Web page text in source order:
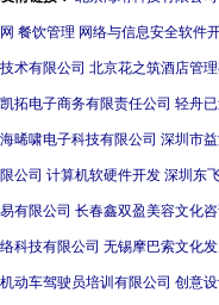
网 餐饮管理 网络与信息安全软件
技术有限公司 北京花之筑酒店管理
凯拓电子商务有限责任公司 轻舟
海晞啸电子科技有限公司 深圳市
限公司 计算机软硬件开发 深圳东
易有限公司 长春鑫双盈美容文化
络科技有限公司 无锡摩巴索文化
机动车驾驶员培训有限公司 创意